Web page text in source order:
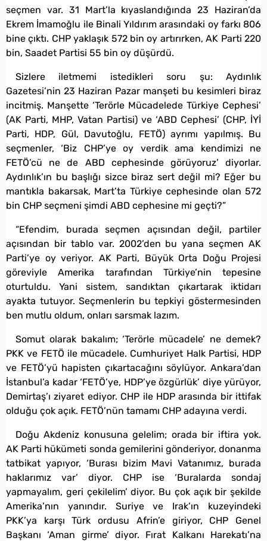
seçmen var. 31 Mart’la kıyaslandığında 23 Haziran’da
Ekrem İmamoğlu ile Binali Yıldırım arasındaki oy farkı 806
bine çıktı. CHP yaklaşık 572 bin oy artırırken, AK Parti 220
bin, Saadet Partisi 55 bin oy düşürdü.
Sizlere iletmemi istedikleri soru şu: Aydınlık
Gazetesi’nin 23 Haziran Pazar manşeti bu kesimleri biraz
incitmiş. Manşette ‘Terörle Mücadelede Türkiye Cephesi’
(AK Parti, MHP, Vatan Partisi) ve ‘ABD Cephesi’ (CHP, İYİ
Parti, HDP, Gül, Davutoğlu, FETÖ) ayrımı yapılmış. Bu
seçmenler, ‘Biz CHP’ye oy verdik ama kendimizi ne
FETÖ’cü ne de ABD cephesinde görüyoruz’ diyorlar.
Aydınlık’ın bu başlığı sizce biraz sert değil mi? Eğer bu
mantıkla bakarsak, Mart’ta Türkiye cephesinde olan 572
bin CHP seçmeni şimdi ABD cephesine mi geçti?”
“Efendim, burada seçmen açısından değil, partiler
açısından bir tablo var. 2002’den bu yana seçmen AK
Parti’ye oy veriyor. AK Parti, Büyük Orta Doğu Projesi
göreviyle Amerika tarafından Türkiye’nin tepesine
oturtuldu. Yani sistem, sandıktan çıkartarak iktidarı
ayakta tutuyor. Seçmenlerin bu tepkiyi göstermesinden
ben mutlu oldum, onları sarsmak lazım.
Somut olarak bakalım; ‘Terörle mücadele’ ne demek?
PKK ve FETÖ ile mücadele. Cumhuriyet Halk Partisi, HDP
ve FETÖ’yü hapisten çıkartacağını söylüyor. Ankara’dan
İstanbul’a kadar ‘FETÖ’ye, HDP’ye özgürlük’ diye yürüyor,
Demirtaş’ı ziyaret ediyor. CHP ile HDP arasında bir ittifak
olduğu çok açık. FETÖ’nün tamamı CHP adayına verdi.
Doğu Akdeniz konusuna gelelim; orada bir iftira yok.
AK Parti hükümeti sonda gemilerini gönderiyor, donanma
tatbikat yapıyor, ‘Burası bizim Mavi Vatanımız, burada
haklarımız var’ diyor. CHP ise ‘Buralarda sondaj
yapmayalım, geri çekilelim’ diyor. Bu çok açık bir şekilde
Amerika’nın yanındır. Suriye ve Irak’ın kuzeyindeki
PKK’ya karşı Türk ordusu Afrin’e giriyor, CHP Genel
Başkanı ‘Aman girme’ diyor. Fırat Kalkanı Harekatı’na